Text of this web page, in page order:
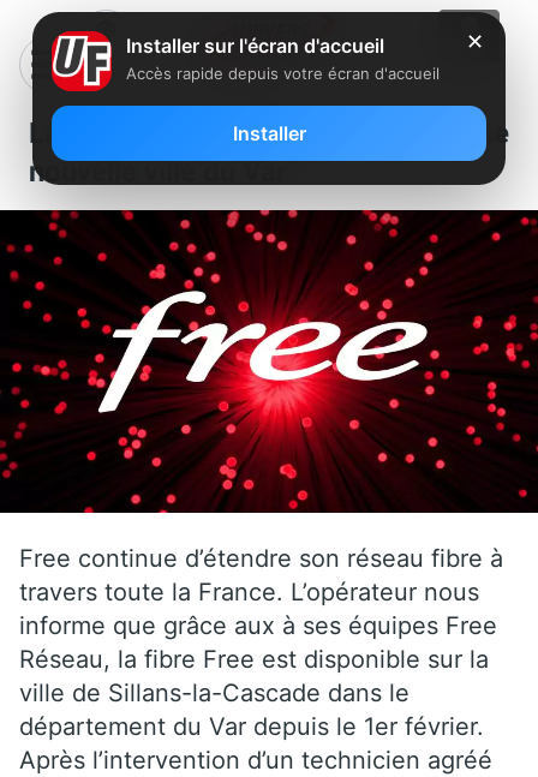
La fibre Free débarque dans une
nouvelle ville du Var
Free continue d’étendre son réseau fibre à
travers toute la France. L’opérateur nous
informe que grâce aux à ses équipes Free
Réseau, la fibre Free est disponible sur la
ville de Sillans-la-Cascade dans le
département du Var depuis le 1er février.
Après l’intervention d’un technicien agréé
✕
Installer sur l'écran d'accueil
Accès rapide depuis votre écran d'accueil
Installer